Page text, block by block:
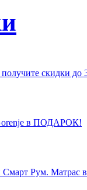
скидки до
в ПОДАРОК!
Смарт Рум.